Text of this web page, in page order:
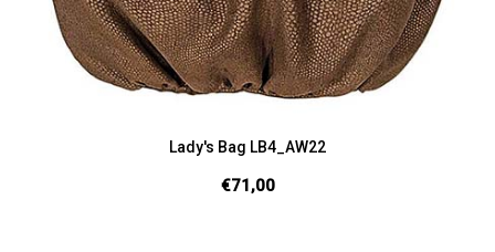
Lady's Bag LB4_AW22
€71,00